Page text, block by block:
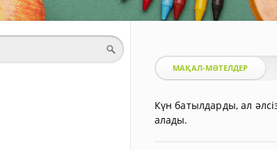
МАҚАЛ-МӘТЕЛДЕР
Күн батылдарды, ал
алады.